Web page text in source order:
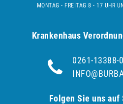
MONTAG - FREITAG 8 - 17 UHR
Krankenhaus
0261-13388-0
Folgen Sie uns